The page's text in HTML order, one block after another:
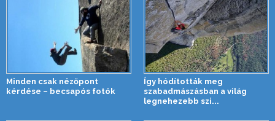
Minden csak nézőpont
kérdése – becsapós fotók
Így hódították meg
szabadmászásban a világ
legnehezebb szi...